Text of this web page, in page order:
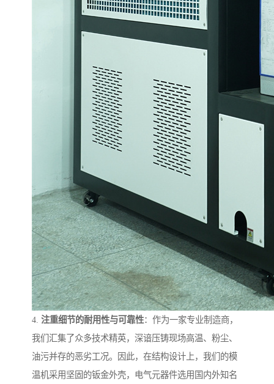
4. 注重细节的耐用性与可靠性：作为一家专业制造商，
我们汇集了众多技术精英，深谙压铸现场高温、粉尘、
油污并存的恶劣工况。因此，在结构设计上，我们的模
温机采用坚固的钣金外壳，电气元器件选用国内外知名